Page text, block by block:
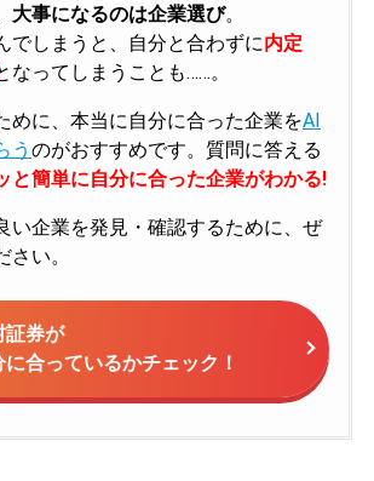
大事になるのは企業選び。
でしまうと、自分と合わずに内定
なってしまうことも……。
めに、本当に自分に合った企業をAI
う のがおすすめです。質問に答える
と簡単に自分に合った企業がわかる!
い企業を発見・確認するために、ぜ
い。
証券が
に合っているかチェック！